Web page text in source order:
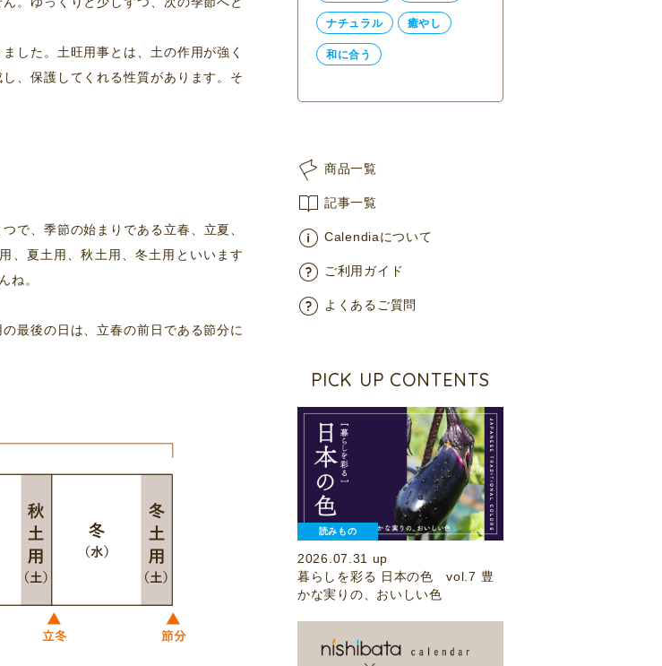
した。土旺用事とは、土の作用が強く
、保護してくれる性質があります。そ
で、季節の始まりである立春、立夏、
、夏土用、秋土用、冬土用といいます
ね。
最後の日は、立春の前日である節分に
ナチュラル 癒やし
和に合う
商品一覧
記事一覧
Calendiaについて
ご利用ガイド
よくあるご質問
PICK UP CONTENTS
読みもの
2026.07.31 up
暮らしを彩る 日本の色 vol.7 豊
かな実りの、おいしい色